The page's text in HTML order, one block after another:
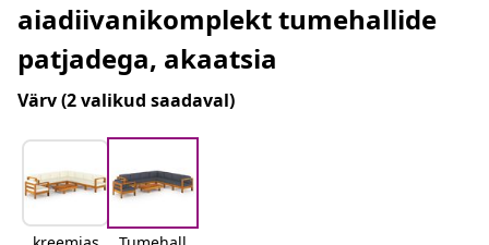
aiadiivanikomplekt tumehallide
patjadega, akaatsia
Värv(2 valikud saadaval)